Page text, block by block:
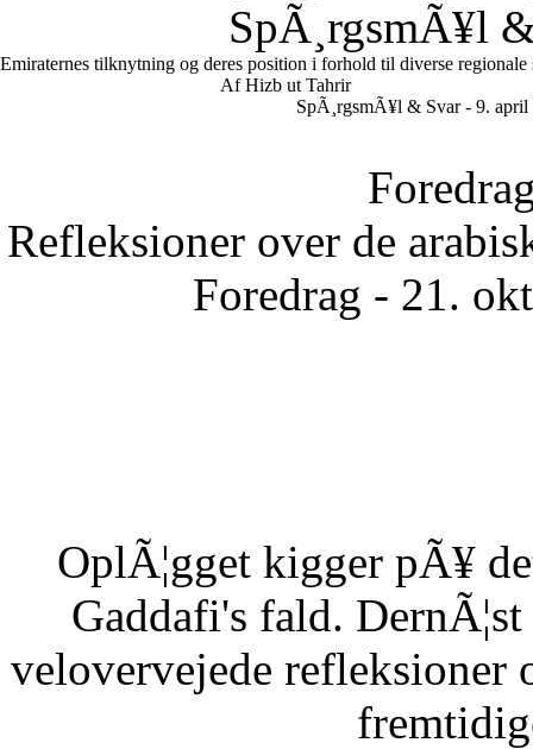
SpÃ¸rgsmÃ¥l
Emiraternes tilknytning og deres position i forhold til diverse regionale
Af Hizb ut Tahrir
SpÃ¸rgsmÃ¥l & Svar - 9. april
Refleksioner over de
Foredrag - 21.
OplÃ¦gget kigger pÃ¥
Gaddafi's fald.
velovervejede refleksioner